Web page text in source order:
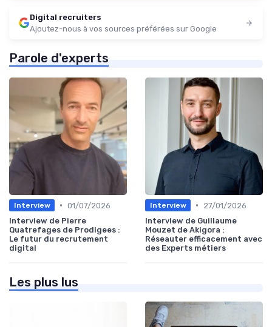
Digital recruiters
Ajoutez-nous à vos sources préférées sur Google
Parole d'experts
Interview • 01/07/2026
Interview de Pierre
Quatrefages de Prodigees :
Le futur du recrutement
digital
Interview •
27/01/2026
Interview de Guillaume
Mouzet de Akigora :
Réseauter efficacement avec
des Experts métiers
Les plus lus